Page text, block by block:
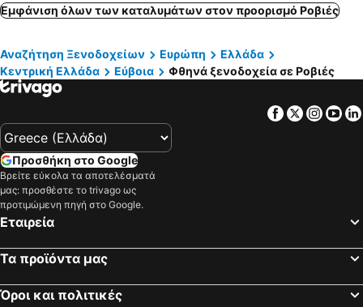
Ακταίον
Ελαιώνας
Αιδηψός
Iris
Έλενα
Γαλήνη
Almyra Holiday Village
Σουρής
Chrysa's Studios
Hotel Rania
Hotel Tainaro
Evoikos beach & resort
Hotel Romantica
Limni
Maravellia
Ευστράτιος
Εμφάνιση όλων των καταλυμάτων στον προορισμό Ροβιές
Αναζήτηση Ξενοδοχείων Ευρώπη
Ελλάδα
Κεντρική Ελλάδα
Εύβοια Φθηνά ξενοδοχεία σε Ροβιές
Facebook
Twitter
Προσθήκη στο Google
Βρείτε εύκολα τα αποτελέσματά
μας: προσθέστε το trivago ως
προτιμώμενη πηγή στο Google.
Εταιρεία
Τα προϊόντα μας
Όροι και πολιτικές